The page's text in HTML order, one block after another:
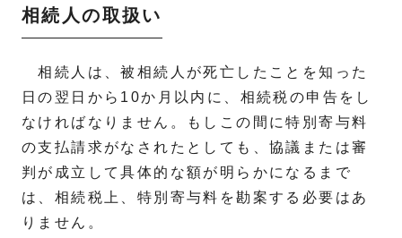
相続人の取扱い
相続人は、被相続人が死亡したことを知った
日の翌日から10か月以内に、相続税の申告をし
なければなりません。もしこの間に特別寄与料
の支払請求がなされたとしても、協議または審
判が成立して具体的な額が明らかになるまで
は、相続税上、特別寄与料を勘案する必要はあ
りません。